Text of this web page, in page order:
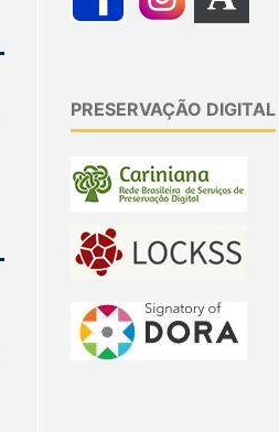
PRESERVAÇÃO DIGITAL